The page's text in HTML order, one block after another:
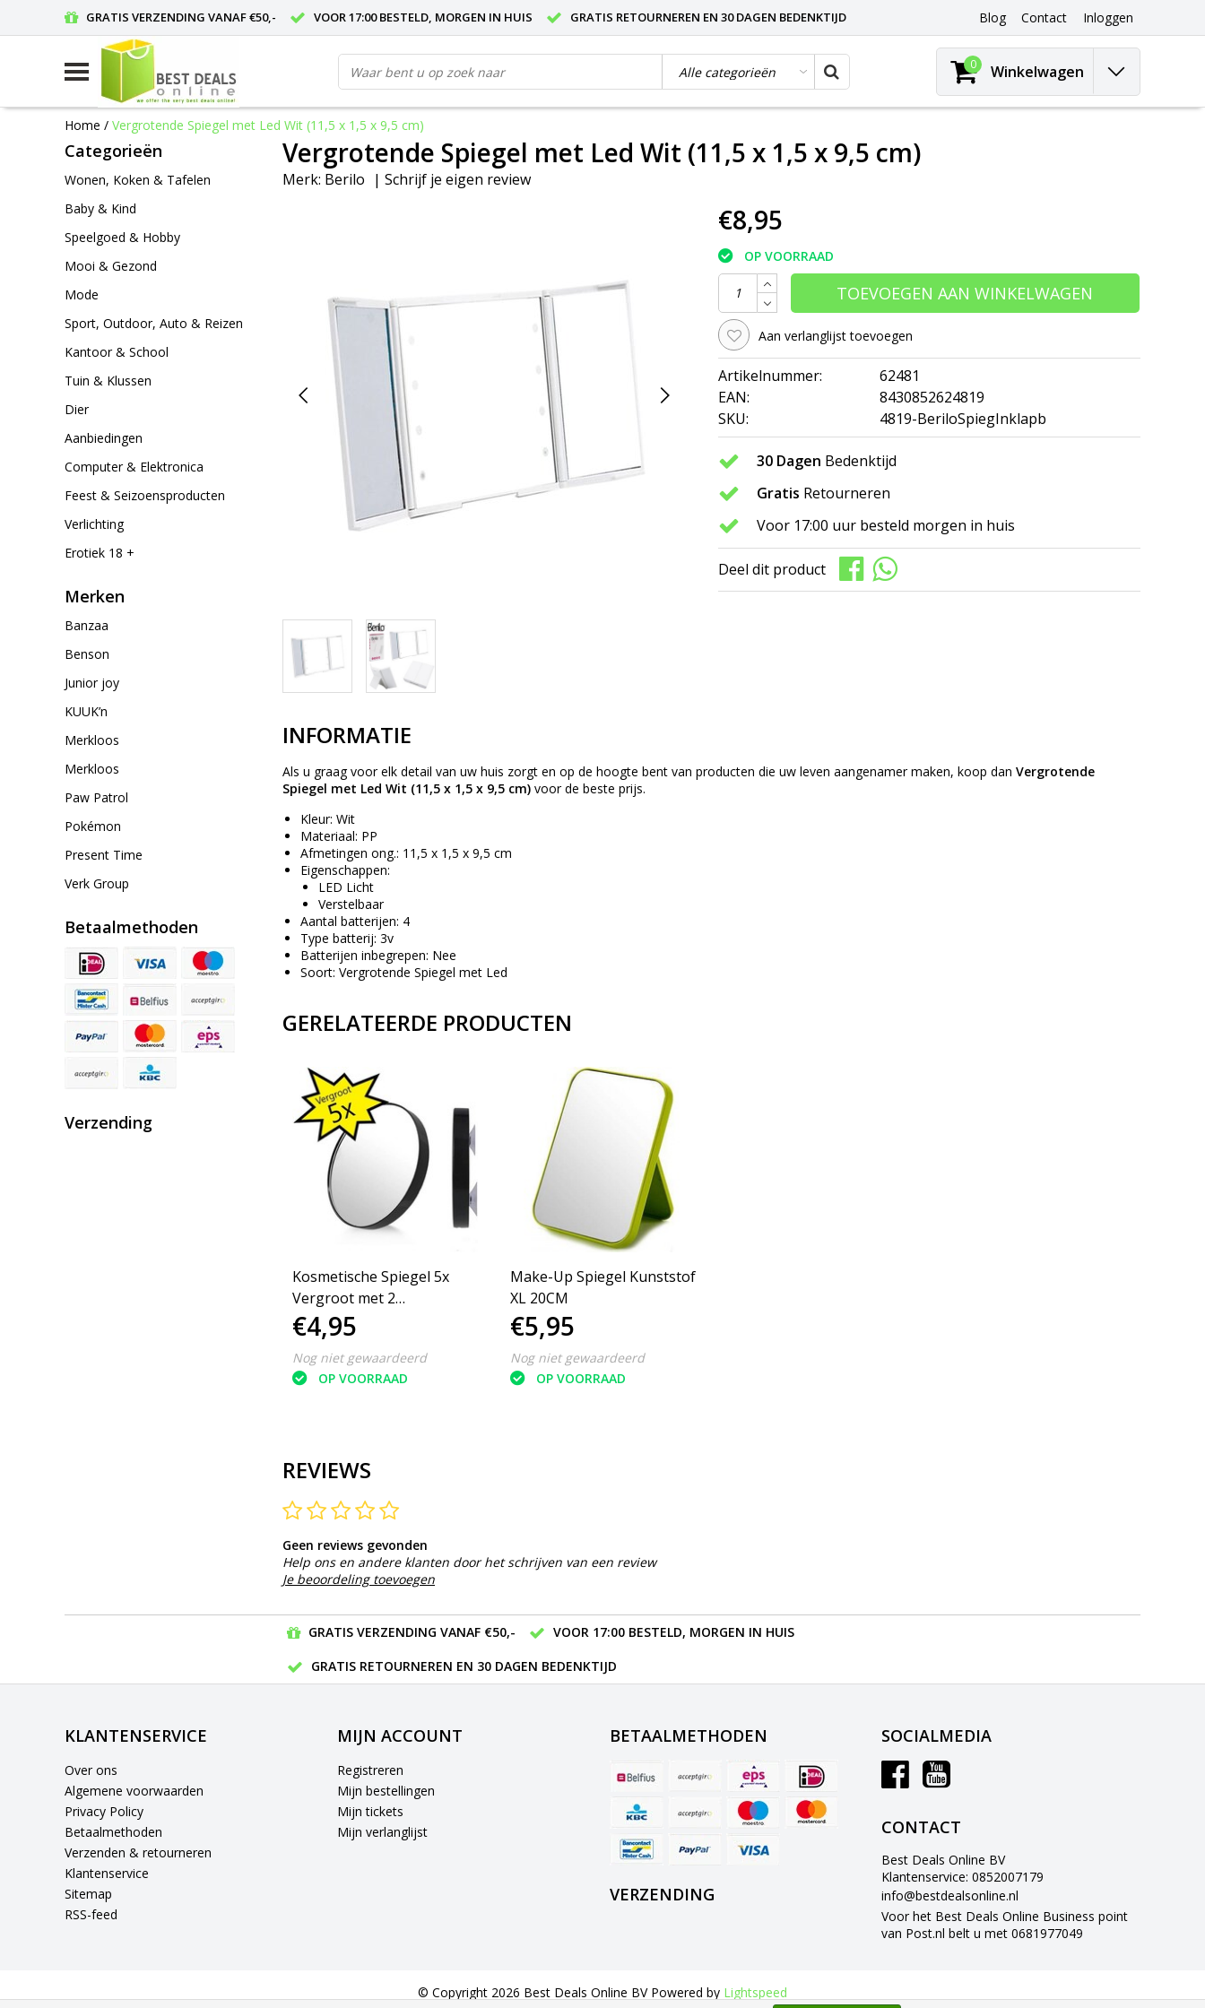
GRATIS VERZENDING VANAF €50,- VOOR 17:00 BESTELD, MORGEN IN HUIS GRATIS RETOURNEREN EN 30 DAGEN BEDENKTIJD Blog Contact Inloggen
0 Winkelwagen
Home / Vergrotende Spiegel met Led Wit (11,5 x 1,5 x 9,5 cm)
Categorieën
Wonen, Koken & Tafelen
Baby & Kind
Speelgoed & Hobby
Mooi & Gezond
Mode
Sport, Outdoor, Auto & Reizen
Kantoor & School
Tuin & Klussen
Dier
Aanbiedingen
Computer & Elektronica
Feest & Seizoensproducten
Verlichting
Erotiek 18 +
Merken
Banzaa
Benson
Junior joy
KUUK’n
Merkloos
Merkloos
Paw Patrol
Pokémon
Present Time
Verk Group
Betaalmethoden
Verzending
Vergrotende Spiegel met Led Wit (11,5 x 1,5 x 9,5 cm)
Merk: Berilo | Schrijf je eigen review
€8,95
OP VOORRAAD
TOEVOEGEN AAN WINKELWAGEN
Aan verlanglijst toevoegen
Artikelnummer:
62481
EAN:
8430852624819
SKU:
4819-BeriloSpiegInklapb
30 Dagen Bedenktijd
Gratis Retourneren
Voor 17:00 uur besteld morgen in huis
Deel dit product
INFORMATIE
Als u graag voor elk detail van uw huis zorgt en op de hoogte bent van producten die uw leven aangenamer maken, koop dan Vergrotende
Spiegel met Led Wit (11,5 x 1,5 x 9,5 cm) voor de beste prijs.
Kleur: Wit
Materiaal: PP
Afmetingen ong.: 11,5 x 1,5 x 9,5 cm
Eigenschappen:
LED Licht
Verstelbaar
Aantal batterijen: 4
Type batterij: 3v
Batterijen inbegrepen: Nee
Soort: Vergrotende Spiegel met Led
GERELATEERDE PRODUCTEN
Kosmetische Spiegel 5x
Vergroot met 2
Zuignappen
€4,95
Nog niet gewaardeerd
OP VOORRAAD
Make-Up Spiegel Kunststof
XL 20CM
€5,95
Nog niet gewaardeerd
OP VOORRAAD
REVIEWS
Geen reviews gevonden
Help ons en andere klanten door het schrijven van een review
Je beoordeling toevoegen
GRATIS VERZENDING VANAF €50,-
VOOR 17:00 BESTELD, MORGEN IN HUIS
GRATIS RETOURNEREN EN 30 DAGEN BEDENKTIJD
KLANTENSERVICE
Over ons
Algemene voorwaarden
Privacy Policy
Betaalmethoden
Verzenden & retourneren
Klantenservice
Sitemap
RSS-feed
MIJN ACCOUNT
Registreren
Mijn bestellingen
Mijn tickets
Mijn verlanglijst
BETAALMETHODEN
VERZENDING
SOCIALMEDIA
CONTACT
Best Deals Online BV
Klantenservice: 0852007179
info@bestdealsonline.nl
Voor het Best Deals Online Business point
van Post.nl belt u met 0681977049
© Copyright 2026 Best Deals Online BV Powered by Lightspeed